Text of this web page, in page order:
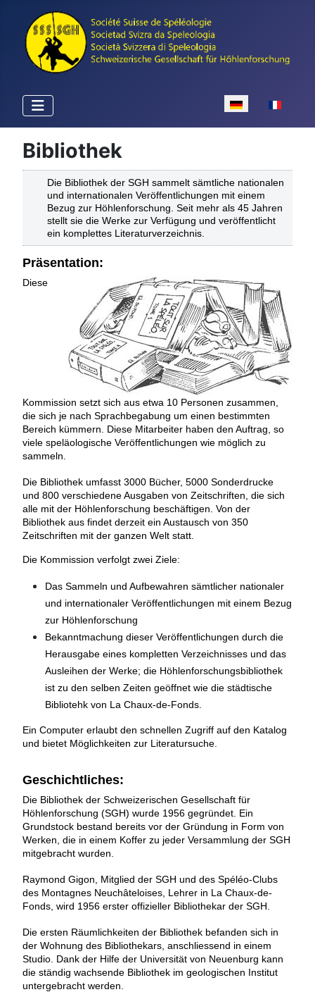
Sprache
Bibliothek
Die Bibliothek der SGH sammelt sämtliche nationalen
und internationalen Veröffentlichungen mit einem
Bezug zur Höhlenforschung. Seit mehr als 45 Jahren
stellt sie die Werke zur Verfügung und veröffentlicht
ein komplettes Literaturverzeichnis.
Präsentation:
Diese
Kommission setzt sich aus etwa 10 Personen zusammen,
die sich je nach Sprachbegabung um einen bestimmten
Bereich kümmern. Diese Mitarbeiter haben den Auftrag, so
viele speläologische Veröffentlichungen wie möglich zu
sammeln.
Die Bibliothek umfasst 3000 Bücher, 5000 Sonderdrucke
und 800 verschiedene Ausgaben von Zeitschriften, die sich
alle mit der Höhlenforschung beschäftigen. Von der
Bibliothek aus findet derzeit ein Austausch von 350
Zeitschriften mit der ganzen Welt statt.
Die Kommission verfolgt zwei Ziele:
Das Sammeln und Aufbewahren sämtlicher nationaler
und internationaler Veröffentlichungen mit einem Bezug
zur Höhlenforschung
Bekanntmachung dieser Veröffentlichungen durch die
Herausgabe eines kompletten Verzeichnisses und das
Ausleihen der Werke; die Höhlenforschungsbibliothek
ist zu den selben Zeiten geöffnet wie die städtische
Bibliotehk von La Chaux-de-Fonds.
Ein Computer erlaubt den schnellen Zugriff auf den Katalog
und bietet Möglichkeiten zur Literatursuche.
Geschichtliches:
Die Bibliothek der Schweizerischen Gesellschaft für
Höhlenforschung (SGH) wurde 1956 gegründet. Ein
Grundstock bestand bereits vor der Gründung in Form von
Werken, die in einem Koffer zu jeder Versammlung der SGH
mitgebracht wurden.
Raymond Gigon, Mitglied der SGH und des Spéléo-Clubs
des Montagnes Neuchâteloises, Lehrer in La Chaux-de-
Fonds, wird 1956 erster offizieller Bibliothekar der SGH.
Die ersten Räumlichkeiten der Bibliothek befanden sich in
der Wohnung des Bibliothekars, anschliessend in einem
Studio. Dank der Hilfe der Universität von Neuenburg kann
die ständig wachsende Bibliothek im geologischen Institut
untergebracht werden.